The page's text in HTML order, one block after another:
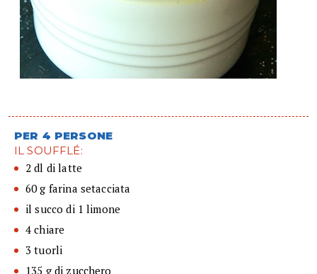
PER 4 PERSONE
IL SOUFFLÉ:
2 dl di latte
60 g farina setacciata
il succo di 1 limone
4 chiare
3 tuorli
135 g di zucchero